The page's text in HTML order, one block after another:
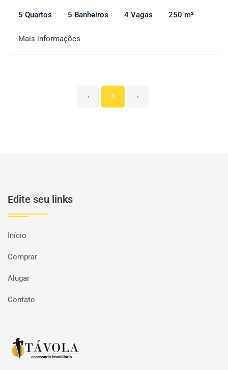
5 Quartos 5 Banheiros 4 Vagas 250 m²
Mais informações
‹ 1 ›
Edite seu links
Início
Comprar
Alugar
Contato
Página inicial